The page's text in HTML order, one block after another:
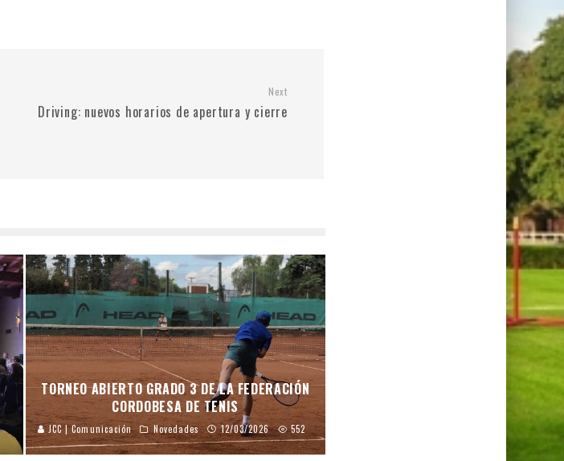
Next
Driving: nuevos horarios de apertura y cierre
TORNEO ABIERTO GRADO 3 DE LA FEDERACIÓN
CORDOBESA DE TENIS
JCC | Comunicación Novedades 12/03/2026 552